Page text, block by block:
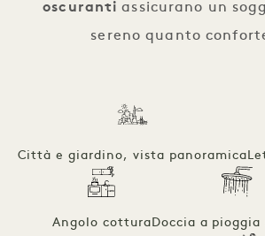
oscurantiassicurano un
sereno quanto
Città e giardino, vista panoramica
Angolo cotturaDoccia a pioggia